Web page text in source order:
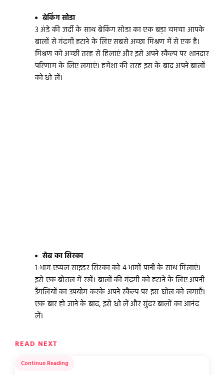
बेकिंग सोडा
3 अंडे की जर्दी के साथ बेकिंग सोडा का एक बड़ा चमचा आपके
बालों से गंदगी हटाने के लिए सबसे अच्छा मिश्रण में से एक है।
मिश्रण को अच्छी तरह से हिलाएं और इसे अपने स्कैल्प पर शानदार
परिणाम के लिए लगाएं। हमेशा की तरह इस के बाद अपने बालों
को धो लें।
सेब का सिरका
1-भाग एप्पल साइडर सिरका को 4 भागों पानी के साथ मिलाएं।
इसे एक बोतल में रखें। बालों की गंदगी को हटाने के लिए अपनी
उँगलियों का उपयोग करके अपने स्कैल्प पर इस घोल को लगाएँ।
एक बार हो जाने के बाद, इसे धो लें और सुंदर बालों का आनंद
लें।
READ NEXT
Continue Reading